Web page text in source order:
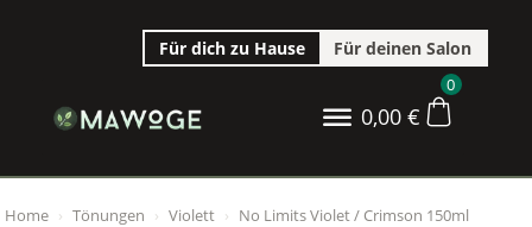
Für dich zu Hause Für deinen Salon
0,00 €
0
Home › Tönungen › Violett › No Limits Violet / Crimson 150ml